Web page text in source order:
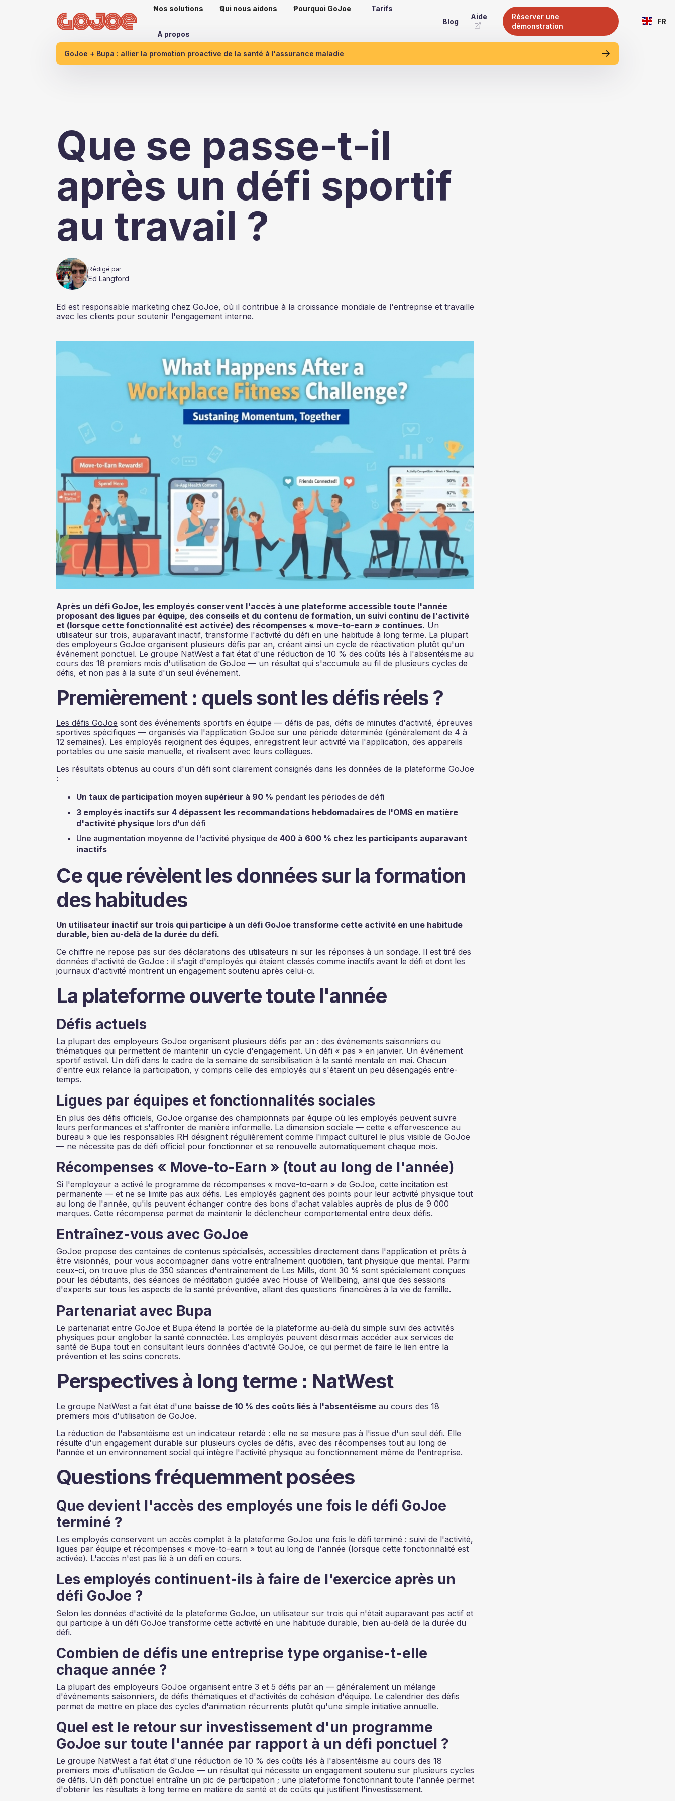
Nos solutions Qui nous aidons Pourquoi GoJoe Tarifs
A propos
Blog
Aide
Réserver une
démonstration
FR
GoJoe + Bupa : allier la promotion proactive de la santé à l'assurance maladie
Que se passe-t-il
après un défi sportif
au travail ?
Rédigé par
Ed Langford
Ed est responsable marketing chez GoJoe, où il contribue à la croissance mondiale de l'entreprise et travaille
avec les clients pour soutenir l'engagement interne.
Après un défi GoJoe, les employés conservent l'accès à une plateforme accessible toute l'année
proposant des ligues par équipe, des conseils et du contenu de formation, un suivi continu de l'activité
et (lorsque cette fonctionnalité est activée) des récompenses « move-to-earn » continues. Un
utilisateur sur trois, auparavant inactif, transforme l'activité du défi en une habitude à long terme. La plupart
des employeurs GoJoe organisent plusieurs défis par an, créant ainsi un cycle de réactivation plutôt qu'un
événement ponctuel. Le groupe NatWest a fait état d'une réduction de 10 % des coûts liés à l'absentéisme au
cours des 18 premiers mois d'utilisation de GoJoe — un résultat qui s'accumule au fil de plusieurs cycles de
défis, et non pas à la suite d'un seul événement.
Premièrement : quels sont les défis réels ?
Les défis GoJoe sont des événements sportifs en équipe — défis de pas, défis de minutes d'activité, épreuves
sportives spécifiques — organisés via l'application GoJoe sur une période déterminée (généralement de 4 à
12 semaines). Les employés rejoignent des équipes, enregistrent leur activité via l'application, des appareils
portables ou une saisie manuelle, et rivalisent avec leurs collègues.
Les résultats obtenus au cours d'un défi sont clairement consignés dans les données de la plateforme GoJoe
:
Un taux de participation moyen supérieur à 90 % pendant les périodes de défi
3 employés inactifs sur 4 dépassent les recommandations hebdomadaires de l'OMS en matière
d'activité physique lors d'un défi
Une augmentation moyenne de l'activité physique de 400 à 600 % chez les participants auparavant
inactifs
Ce que révèlent les données sur la formation
des habitudes
Un utilisateur inactif sur trois qui participe à un défi GoJoe transforme cette activité en une habitude
durable, bien au-delà de la durée du défi.
Ce chiffre ne repose pas sur des déclarations des utilisateurs ni sur les réponses à un sondage. Il est tiré des
données d'activité de GoJoe : il s'agit d'employés qui étaient classés comme inactifs avant le défi et dont les
journaux d'activité montrent un engagement soutenu après celui-ci.
La plateforme ouverte toute l'année
Défis actuels
La plupart des employeurs GoJoe organisent plusieurs défis par an : des événements saisonniers ou
thématiques qui permettent de maintenir un cycle d'engagement. Un défi « pas » en janvier. Un événement
sportif estival. Un défi dans le cadre de la semaine de sensibilisation à la santé mentale en mai. Chacun
d'entre eux relance la participation, y compris celle des employés qui s'étaient un peu désengagés entre-
temps.
Ligues par équipes et fonctionnalités sociales
En plus des défis officiels, GoJoe organise des championnats par équipe où les employés peuvent suivre
leurs performances et s'affronter de manière informelle. La dimension sociale — cette « effervescence au
bureau » que les responsables RH désignent régulièrement comme l'impact culturel le plus visible de GoJoe
— ne nécessite pas de défi officiel pour fonctionner et se renouvelle automatiquement chaque mois.
Récompenses « Move-to-Earn » (tout au long de l'année)
Si l'employeur a activé le programme de récompenses « move-to-earn » de GoJoe, cette incitation est
permanente — et ne se limite pas aux défis. Les employés gagnent des points pour leur activité physique tout
au long de l'année, qu'ils peuvent échanger contre des bons d'achat valables auprès de plus de 9 000
marques. Cette récompense permet de maintenir le déclencheur comportemental entre deux défis.
Entraînez-vous avec GoJoe
GoJoe propose des centaines de contenus spécialisés, accessibles directement dans l'application et prêts à
être visionnés, pour vous accompagner dans votre entraînement quotidien, tant physique que mental. Parmi
ceux-ci, on trouve plus de 350 séances d'entraînement de Les Mills, dont 30 % sont spécialement conçues
pour les débutants, des séances de méditation guidée avec House of Wellbeing, ainsi que des sessions
d'experts sur tous les aspects de la santé préventive, allant des questions financières à la vie de famille.
Partenariat avec Bupa
Le partenariat entre GoJoe et Bupa étend la portée de la plateforme au-delà du simple suivi des activités
physiques pour englober la santé connectée. Les employés peuvent désormais accéder aux services de
santé de Bupa tout en consultant leurs données d'activité GoJoe, ce qui permet de faire le lien entre la
prévention et les soins concrets.
Perspectives à long terme : NatWest
Le groupe NatWest a fait état d'une baisse de 10 % des coûts liés à l'absentéisme au cours des 18
premiers mois d'utilisation de GoJoe.
La réduction de l'absentéisme est un indicateur retardé : elle ne se mesure pas à l'issue d'un seul défi. Elle
résulte d'un engagement durable sur plusieurs cycles de défis, avec des récompenses tout au long de
l'année et un environnement social qui intègre l'activité physique au fonctionnement même de l'entreprise.
Questions fréquemment posées
Que devient l'accès des employés une fois le défi GoJoe
terminé ?
Les employés conservent un accès complet à la plateforme GoJoe une fois le défi terminé : suivi de l'activité,
ligues par équipe et récompenses « move-to-earn » tout au long de l'année (lorsque cette fonctionnalité est
activée). L'accès n'est pas lié à un défi en cours.
Les employés continuent-ils à faire de l'exercice après un
défi GoJoe ?
Selon les données d'activité de la plateforme GoJoe, un utilisateur sur trois qui n'était auparavant pas actif et
qui participe à un défi GoJoe transforme cette activité en une habitude durable, bien au-delà de la durée du
défi.
Combien de défis une entreprise type organise-t-elle
chaque année ?
La plupart des employeurs GoJoe organisent entre 3 et 5 défis par an — généralement un mélange
d'événements saisonniers, de défis thématiques et d'activités de cohésion d'équipe. Le calendrier des défis
permet de mettre en place des cycles d'animation récurrents plutôt qu'une simple initiative annuelle.
Quel est le retour sur investissement d'un programme
GoJoe sur toute l'année par rapport à un défi ponctuel ?
Le groupe NatWest a fait état d'une réduction de 10 % des coûts liés à l'absentéisme au cours des 18
premiers mois d'utilisation de GoJoe — un résultat qui nécessite un engagement soutenu sur plusieurs cycles
de défis. Un défi ponctuel entraîne un pic de participation ; une plateforme fonctionnant toute l'année permet
d'obtenir les résultats à long terme en matière de santé et de coûts qui justifient l'investissement.